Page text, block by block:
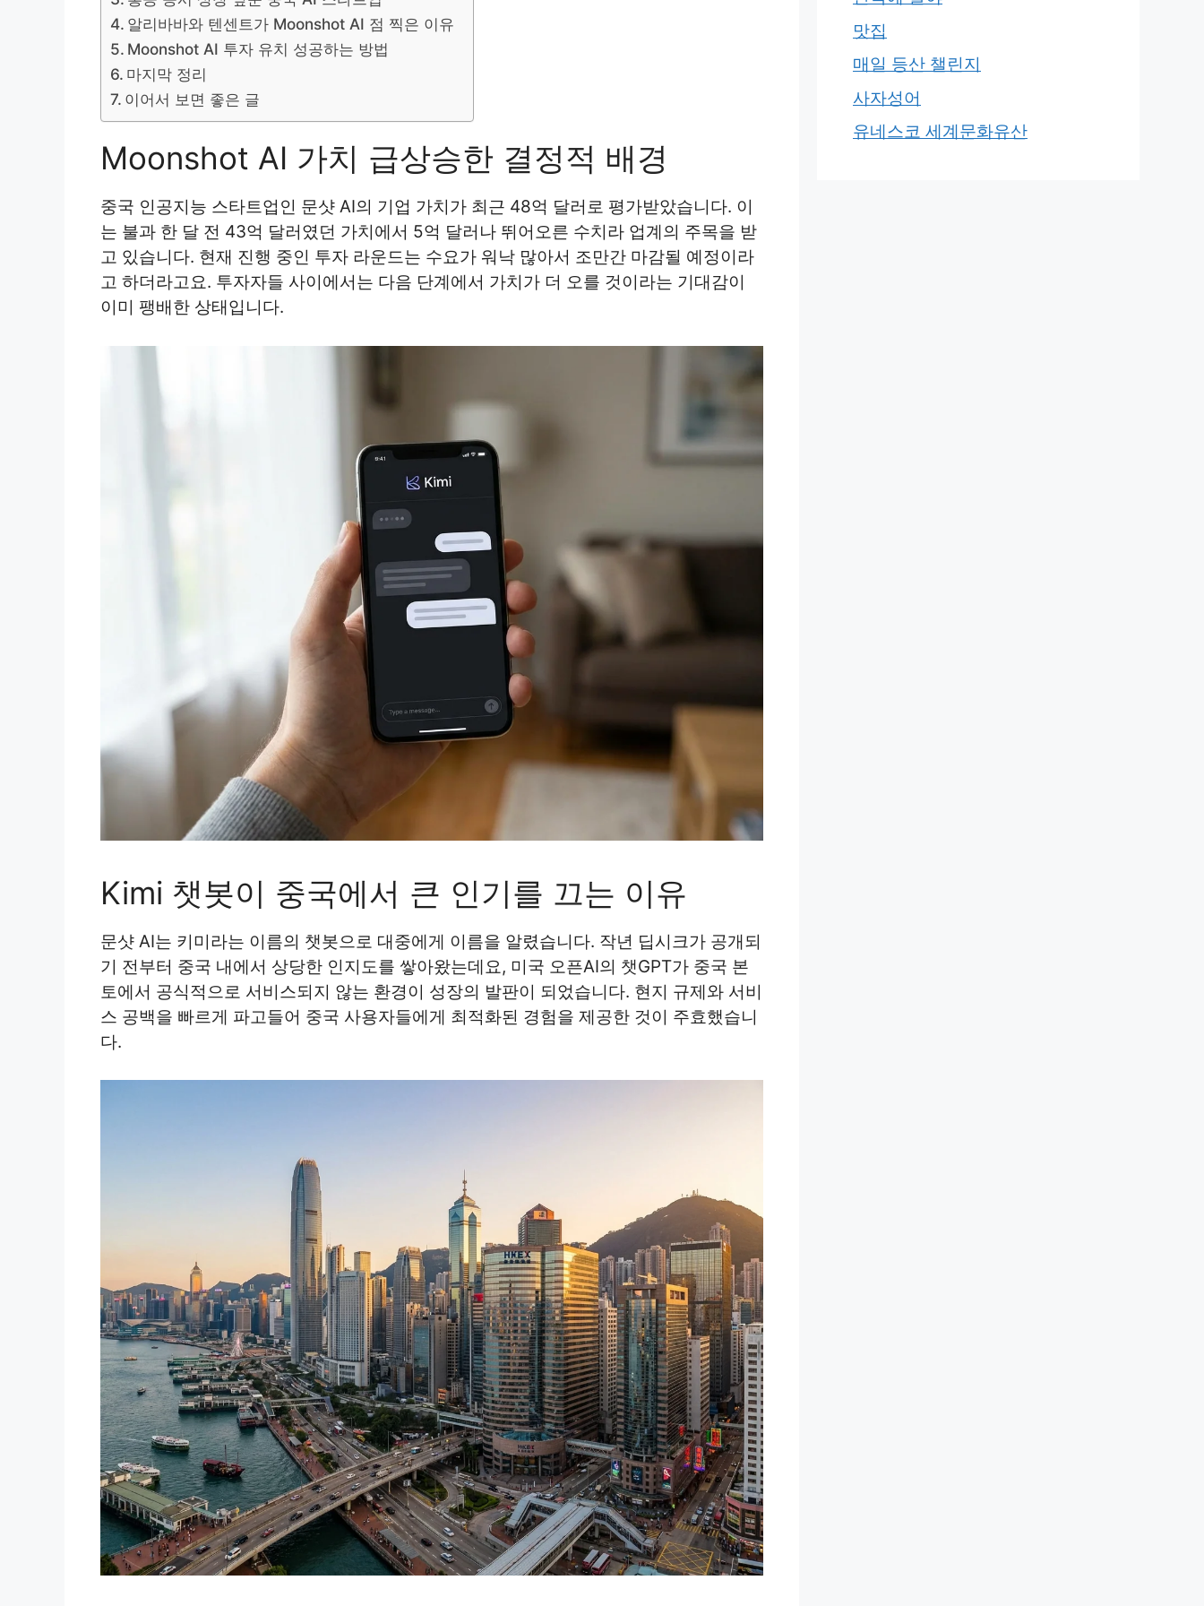
알리바바와 텐센트가 Moonshot AI 점 찍은 이유
Moonshot AI 투자 유치 성공하는 방법
마지막 정리
이어서 보면 좋은 글
Moonshot AI 가치 급상승한 결정적 배경
중국 인공지능 스타트업인 문샷 AI의 기업 가치가 최근 48억 달러로 평가받았습니다. 이
는 불과 한 달 전 43억 달러였던 가치에서 5억 달러나 뛰어오른 수치라 업계의 주목을 받
고 있습니다. 현재 진행 중인 투자 라운드는 수요가 워낙 많아서 조만간 마감될 예정이라
고 하더라고요. 투자자들 사이에서는 다음 단계에서 가치가 더 오를 것이라는 기대감이
이미 팽배한 상태입니다.
Kimi 챗봇이 중국에서 큰 인기를 끄는 이유
문샷 AI는 키미라는 이름의 챗봇으로 대중에게 이름을 알렸습니다. 작년 딥시크가 공개되
기 전부터 중국 내에서 상당한 인지도를 쌓아왔는데요, 미국 오픈AI의 챗GPT가 중국 본
토에서 공식적으로 서비스되지 않는 환경이 성장의 발판이 되었습니다. 현지 규제와 서비
스 공백을 빠르게 파고들어 중국 사용자들에게 최적화된 경험을 제공한 것이 주효했습니
다.
맛집
매일 등산 챌린지
사자성어
유네스코 세계문화유산